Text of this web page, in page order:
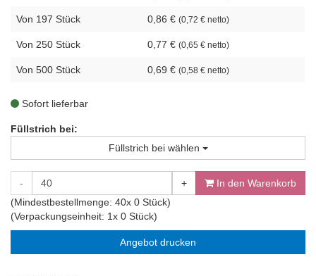
Von 197 Stück 0,86 € (0,72 € netto)
Von 250 Stück 0,77 € (0,65 € netto)
Von 500 Stück 0,69 € (0,58 € netto)
Sofort lieferbar
Füllstrich bei:
Füllstrich bei wählen
- +
In den Warenkorb
(Mindestbestellmenge: 40x 0 Stück)
(Verpackungseinheit: 1x 0 Stück)
Angebot drucken